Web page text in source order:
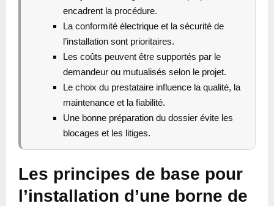
encadrent la procédure.
La conformité électrique et la sécurité de
l’installation sont prioritaires.
Les coûts peuvent être supportés par le
demandeur ou mutualisés selon le projet.
Le choix du prestataire influence la qualité, la
maintenance et la fiabilité.
Une bonne préparation du dossier évite les
blocages et les litiges.
Les principes de base pour
l’installation d’une borne de